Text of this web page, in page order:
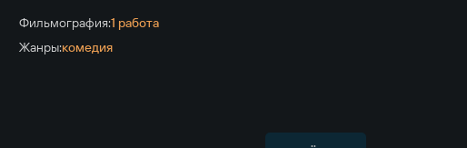
Фильмография:1 работа
Жанры:комедия